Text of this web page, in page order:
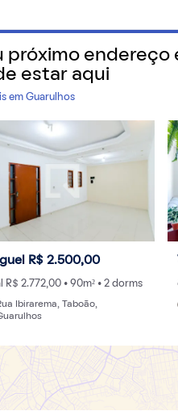
o que você precisa
de vida
vale a
Brasil, Guarulhos se
para impulsionar a
como é morar na região
próximo endereço
estar aqui
em Guarulhos
R$ 2.500,00
R$ 2.772,00 • 90m² • 2 dorms
Ibirarema, Taboão,